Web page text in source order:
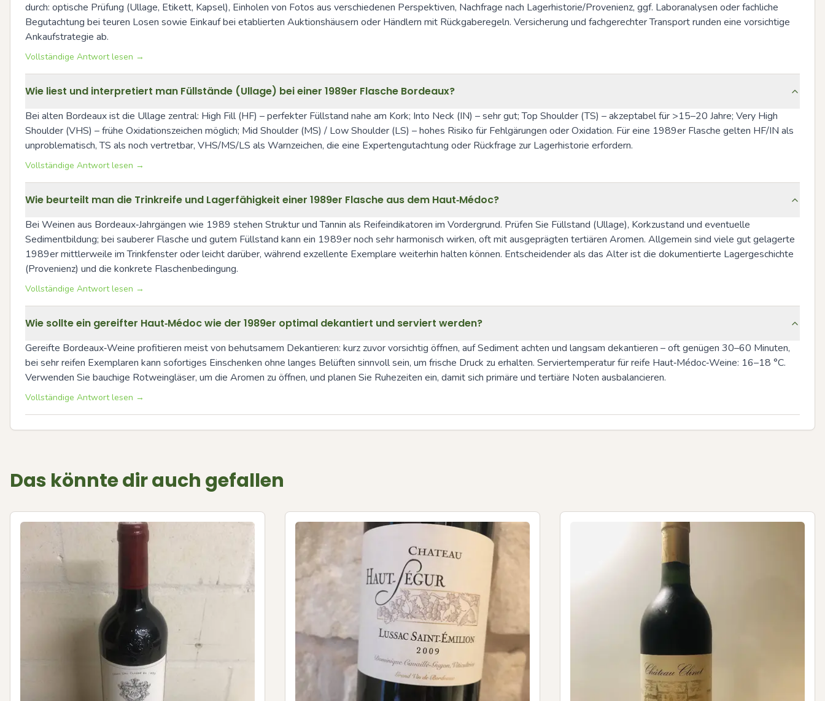
durch: optische Prüfung (Ullage, Etikett, Kapsel), Einholen von Fotos aus verschiedenen Perspektiven, Nachfrage nach Lagerhistorie/Provenienz, ggf. Laboranalysen oder fachliche
Begutachtung bei teuren Losen sowie Einkauf bei etablierten Auktionshäusern oder Händlern mit Rückgaberegeln. Versicherung und fachgerechter Transport runden eine vorsichtige
Ankaufstrategie ab.
Vollständige Antwort lesen →
Wie liest und interpretiert man Füllstände (Ullage) bei einer 1989er Flasche Bordeaux?
Bei alten Bordeaux ist die Ullage zentral: High Fill (HF) – perfekter Füllstand nahe am Kork; Into Neck (IN) – sehr gut; Top Shoulder (TS) – akzeptabel für >15–20 Jahre; Very High
Shoulder (VHS) – frühe Oxidationszeichen möglich; Mid Shoulder (MS) / Low Shoulder (LS) – hohes Risiko für Fehlgärungen oder Oxidation. Für eine 1989er Flasche gelten HF/IN als
unproblematisch, TS als noch vertretbar, VHS/MS/LS als Warnzeichen, die eine Expertengutachtung oder Rückfrage zur Lagerhistorie erfordern.
Vollständige Antwort lesen →
Wie beurteilt man die Trinkreife und Lagerfähigkeit einer 1989er Flasche aus dem Haut‑Médoc?
Bei Weinen aus Bordeaux‑Jahrgängen wie 1989 stehen Struktur und Tannin als Reifeindikatoren im Vordergrund. Prüfen Sie Füllstand (Ullage), Korkzustand und eventuelle
Sedimentbildung; bei sauberer Flasche und gutem Füllstand kann ein 1989er noch sehr harmonisch wirken, oft mit ausgeprägten tertiären Aromen. Allgemein sind viele gut gelagerte
1989er mittlerweile im Trinkfenster oder leicht darüber, während exzellente Exemplare weiterhin halten können. Entscheidender als das Alter ist die dokumentierte Lagergeschichte
(Provenienz) und die konkrete Flaschenbedingung.
Vollständige Antwort lesen →
Wie sollte ein gereifter Haut‑Médoc wie der 1989er optimal dekantiert und serviert werden?
Gereifte Bordeaux‑Weine profitieren meist von behutsamem Dekantieren: kurz zuvor vorsichtig öffnen, auf Sediment achten und langsam dekantieren – oft genügen 30–60 Minuten,
bei sehr reifen Exemplaren kann sofortiges Einschenken ohne langes Belüften sinnvoll sein, um frische Druck zu erhalten. Serviertemperatur für reife Haut‑Médoc‑Weine: 16–18 °C.
Verwenden Sie bauchige Rotweingläser, um die Aromen zu öffnen, und planen Sie Ruhezeiten ein, damit sich primäre und tertiäre Noten ausbalancieren.
Vollständige Antwort lesen →
Das könnte dir auch gefallen